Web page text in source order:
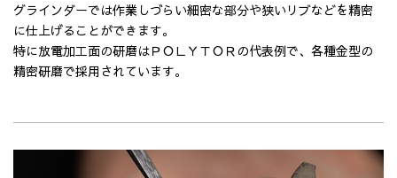
グラインダーでは作業しづらい細密な部分や狭いリブなどを精密
に仕上げることができます。
特に放電加工面の研磨はＰＯＬＹＴＯＲの代表例で、各種金型の
精密研磨で採用されています。